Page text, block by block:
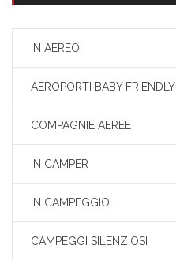
IN AEREO
AEROPORTI BABY FRIENDLY
COMPAGNIE AEREE
IN CAMPER
IN CAMPEGGIO
CAMPEGGI SILENZIOSI